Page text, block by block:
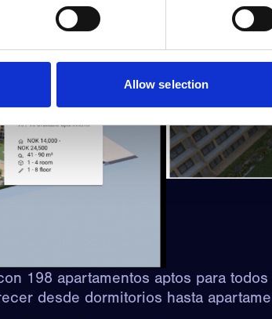
Allow selection
198 apartamentos aptos para
desde dormitorios hasta